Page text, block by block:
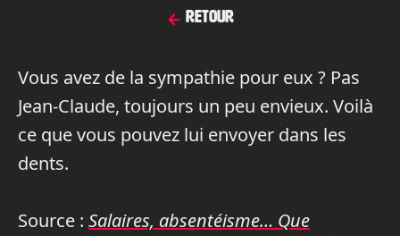
Retour
Vous avez de la sympathie pour eux ? Pas
Jean-Claude, toujours un peu envieux. Voilà
ce que vous pouvez lui envoyer dans les
dents.
Source : Salaires, absentéisme… Que